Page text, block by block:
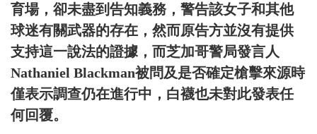
育場，卻未盡到告知義務，警告該女子和其他
球迷有關武器的存在，然而原告方並沒有提供
支持這一說法的證據，而芝加哥警局發言人
Nathaniel Blackman被問及是否確定槍擊來源時
僅表示調查仍在進行中，白襪也未對此發表任
何回覆。